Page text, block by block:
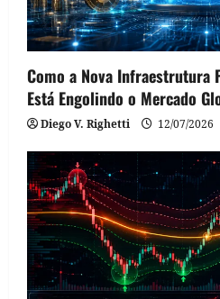
Como a Nova Infraestrutura
Está Engolindo o Mercado
Diego V. Righetti 12/07/2026